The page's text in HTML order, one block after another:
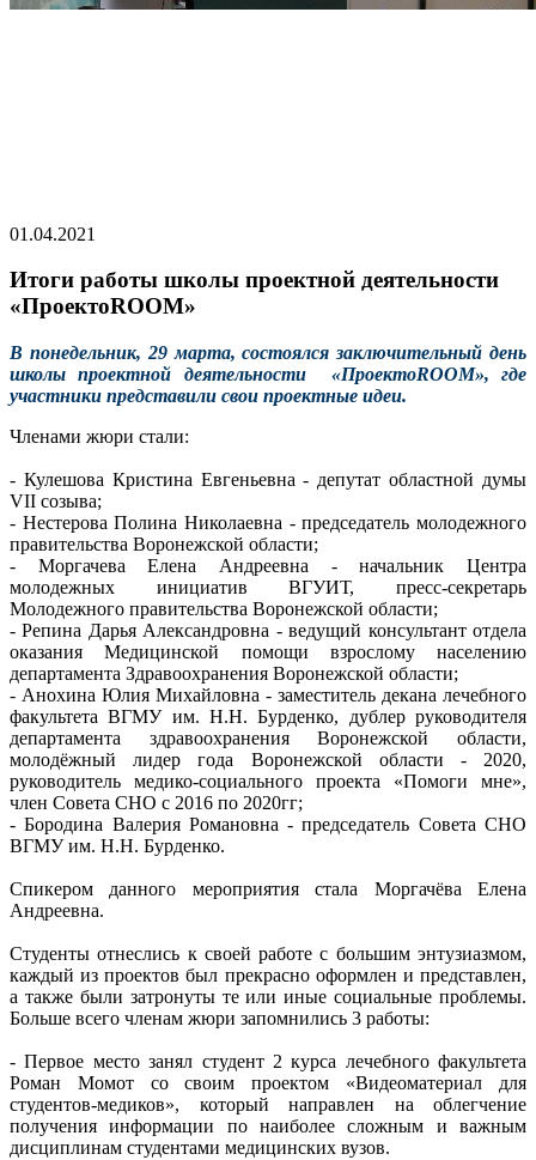
01.04.2021
Итоги работы школы проектной деятельности
«ПроектоROOM»
В понедельник, 29 марта, состоялся заключительный день
школы проектной деятельности «ПроектоROOM», где
участники представили свои проектные идеи.
Членами жюри стали:
- Кулешова Кристина Евгеньевна - депутат областной думы
VII созыва;
- Нестерова Полина Николаевна - председатель молодежного
правительства Воронежской области;
- Моргачева Елена Андреевна - начальник Центра
молодежных инициатив ВГУИТ, пресс-секретарь
Молодежного правительства Воронежской области;
- Репина Дарья Александровна - ведущий консультант отдела
оказания Медицинской помощи взрослому населению
департамента Здравоохранения Воронежской области;
- Анохина Юлия Михайловна - заместитель декана лечебного
факультета ВГМУ им. Н.Н. Бурденко, дублер руководителя
департамента здравоохранения Воронежской области,
молодёжный лидер года Воронежской области - 2020,
руководитель медико-социального проекта «Помоги мне»,
член Совета СНО с 2016 по 2020гг;
- Бородина Валерия Романовна - председатель Совета СНО
ВГМУ им. Н.Н. Бурденко.
Спикером данного мероприятия стала Моргачёва Елена
Андреевна.
Студенты отнеслись к своей работе с большим энтузиазмом,
каждый из проектов был прекрасно оформлен и представлен,
а также были затронуты те или иные социальные проблемы.
Больше всего членам жюри запомнились 3 работы:
- Первое место занял студент 2 курса лечебного факультета
Роман Момот со своим проектом «Видеоматериал для
студентов-медиков», который направлен на облегчение
получения информации по наиболее сложным и важным
дисциплинам студентами медицинских вузов.